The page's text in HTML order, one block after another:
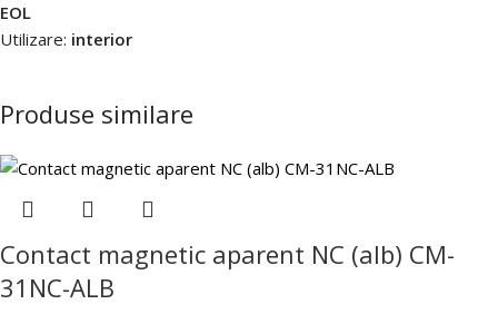
EOL
Utilizare: interior
Produse similare
Contact magnetic aparent NC (alb) CM-
31NC-ALB